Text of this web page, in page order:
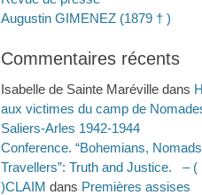
Augustin GIMENEZ (1879 † )
Commentaires récents
Isabelle de Sainte Maréville dans
aux victimes du camp de
Saliers-Arles 1942-1944
Conference. “Bohemians,
Travellers”: Truth and Justice. – (
)CLAIM dans Premières assises